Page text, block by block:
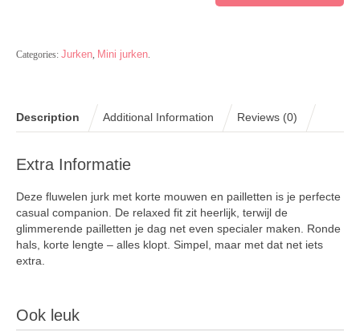
Categories: Jurken, Mini jurken.
Description Additional Information Reviews (0)
Extra Informatie
Deze fluwelen jurk met korte mouwen en pailletten is je perfecte
casual companion. De relaxed fit zit heerlijk, terwijl de
glimmerende pailletten je dag net even specialer maken. Ronde
hals, korte lengte – alles klopt. Simpel, maar met dat net iets
extra.
Ook leuk